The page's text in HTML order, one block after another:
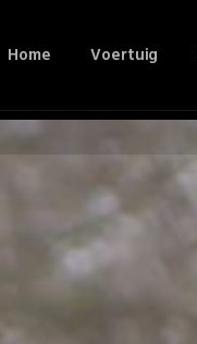
Home Voertuig